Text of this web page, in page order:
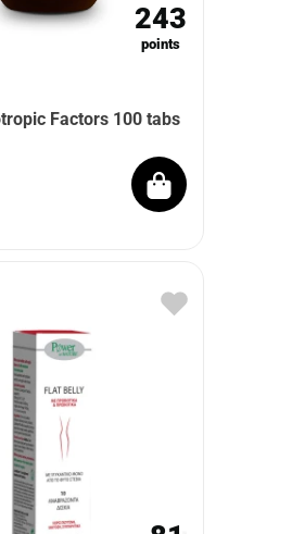
243
points
Factors 100 tabs